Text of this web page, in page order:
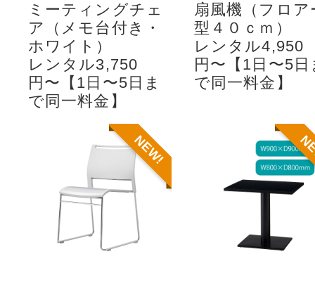
ミーティングチェ
ア（メモ台付き・
ホワイト）
レンタル3,750
円〜【1日〜5日ま
で同一料金】
扇風機（フロア
型４０ｃｍ）
レンタル4,950
円〜【1日〜5日
で同一料金】
NEW!